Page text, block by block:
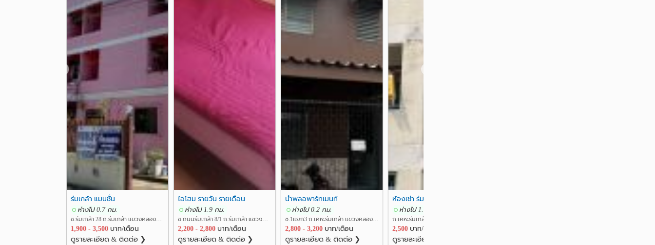
ร่มเกล้า แมนชั่น
ห่างไป 0.7 กม.
ซ.ร่มเกล้า 28 ถ.ร่มเกล้า แขวงคลองสามประเวศ เขตลาดกระบัง กรุงเทพ
1,900 - 3,500 บาท/เดือน
ดูรายละเอียด & ติดต่อ ❯
ไอโฮม รายวัน รายเดือน
ห่างไป 1.9 กม.
ซ.ถนนร่มเกล้า 8/1 ถ.ร่มเกล้า แขวงมีนบุรี เขตมีนบุรี กรุงเทพ
2,200 - 2,800 บาท/เดือน
ดูรายละเอียด & ติดต่อ ❯
นำพลอพาร์ทเมนท์
ห่างไป 0.2 กม.
ซ.1แยก3 ถ.เคหะร่มเกล้า แขวงคลองสองต้นนุ่น เขตลาดกระบัง กรุงเทพ
2,800 - 3,200 บาท/เดือน
ดูรายละเอียด & ติดต่อ ❯
ห้องเช่า ร่มเกล้าเกรียงไกร
ห่างไป 1.4 กม.
2,500 บาท/เดือน
ดูรายละเอียด & ติดต่อ ❯